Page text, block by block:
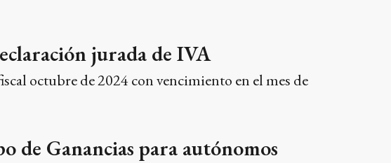
jurada de IVA
octubre de 2024 con vencimiento en el mes de
de Ganancias para autónomos